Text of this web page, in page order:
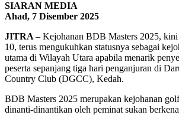
SIARAN MEDIA
Ahad, 7 Disember 2025
JITRA – Kejohanan BDB Masters 2025,
10, terus mengukuhkan statusnya sebagai
utama di Wilayah Utara apabila menarik
peserta sepanjang tiga hari penganjuran di
Country Club (DGCC), Kedah.
BDB Masters 2025 merupakan kejohanan
dinanti-dinantikan oleh peminat sukan